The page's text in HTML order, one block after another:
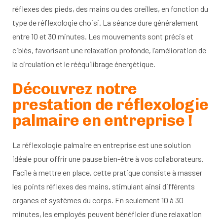
réflexes des pieds, des mains ou des oreilles, en fonction du
type de réflexologie choisi. La séance dure généralement
entre 10 et 30 minutes. Les mouvements sont précis et
ciblés, favorisant une relaxation profonde, l’amélioration de
la circulation et le rééquilibrage énergétique.
Découvrez notre
prestation de réflexologie
palmaire en entreprise !
La réflexologie palmaire en entreprise est une solution
idéale pour offrir une pause bien-être à vos collaborateurs.
Facile à mettre en place, cette pratique consiste à masser
les points réflexes des mains, stimulant ainsi différents
organes et systèmes du corps. En seulement 10 à 30
minutes, les employés peuvent bénéficier d’une relaxation